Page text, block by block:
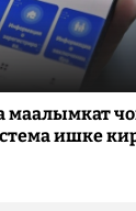
маалымкат
ишке